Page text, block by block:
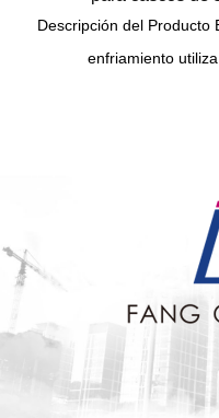
Descripción del Producto
enfriamiento